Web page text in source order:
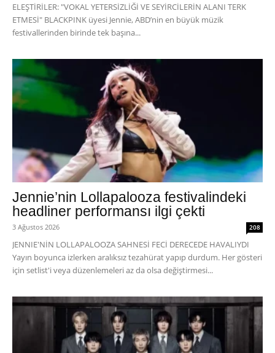
ELEŞTİRİLER: "VOKAL YETERSİZLİĞİ VE SEYİRCİLERİN ALANI TERK
ETMESİ" BLACKPINK üyesi Jennie, ABD’nin en büyük müzik
festivallerinden birinde tek başına...
Jennie’nin Lollapalooza festivalindeki
headliner performansı ilgi çekti
3 Ağustos 2026 208
JENNIE'NİN LOLLAPALOOZA SAHNESİ FECİ DERECEDE HAVALIYDI
Yayın boyunca izlerken aralıksız tezahürat yapıp durdum. Her gösteri
için setlist'i veya düzenlemeleri az da olsa değiştirmesi...